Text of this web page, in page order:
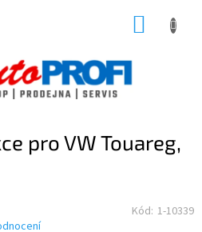
pro VW Touareg,
Kód: 1-10339